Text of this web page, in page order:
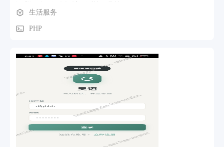
生活服务
PHP